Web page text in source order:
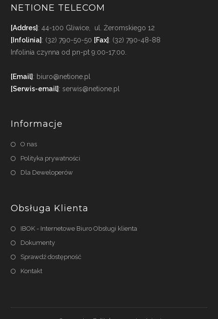
NETIONE TELECOM
[Addres] : 44-100 Gliwice, ul. Żeromskiego 12
[Infolinia] : (32) 790-50-50 [Fax] : (32) 790-48-88
Infolinia czynna od pn-pt 9:00-17:00.
[Email] : biuro@netione.pl
[Serwis-email] : serwis@netione.pl
Informacje
O nas
Polityka prywatności
Dla Deweloperów
Obsługa Klienta
IBOK - Internetowe Biuro Obsługi klienta
Dokumenty
Sprawdź dostępność
Kontakt